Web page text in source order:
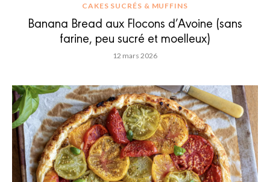
CAKES SUCRÉS & MUFFINS
Banana Bread aux Flocons d’Avoine (sans
farine, peu sucré et moelleux)
12 mars 2026